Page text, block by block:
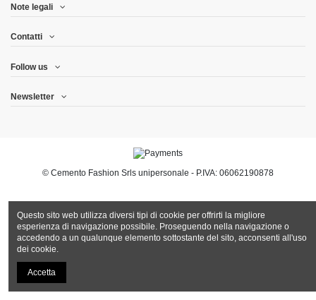
Note legali
Contatti
Follow us
Newsletter
© Cemento Fashion Srls unipersonale - P.IVA: 06062190878
Questo sito web utilizza diversi tipi di cookie per offrirti la migliore
esperienza di navigazione possibile. Proseguendo nella navigazione o
accedendo a un qualunque elemento sottostante del sito, acconsenti all'uso
dei cookie.
Accetta